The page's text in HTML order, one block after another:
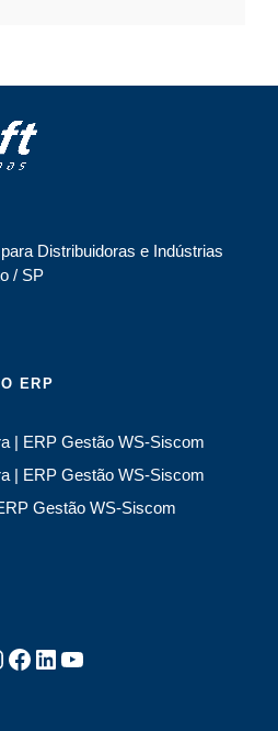
Distribuidoras e Indústrias
/ SP
ERP
| ERP Gestão WS-Siscom
| ERP Gestão WS-Siscom
Gestão WS-Siscom
Facebook LinkedIn Youtube